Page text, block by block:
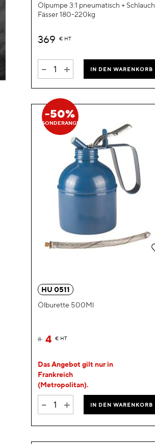
Ölpumpe 3:1 pneumatisch + Schlauch
Fässer 180-220kg
369 € HT
- + IN DEN WARENKORB
-50%
SONDERANGEBOT
HU 0511
Ölburette 500Ml
4 € HT
8
Das Angebot gilt nur in
Frankreich
(Metropolitan).
- + IN DEN WARENKORB